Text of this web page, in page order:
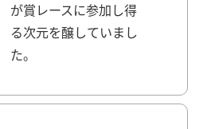
が賞レースに参加し得
る次元を醸していまし
た。